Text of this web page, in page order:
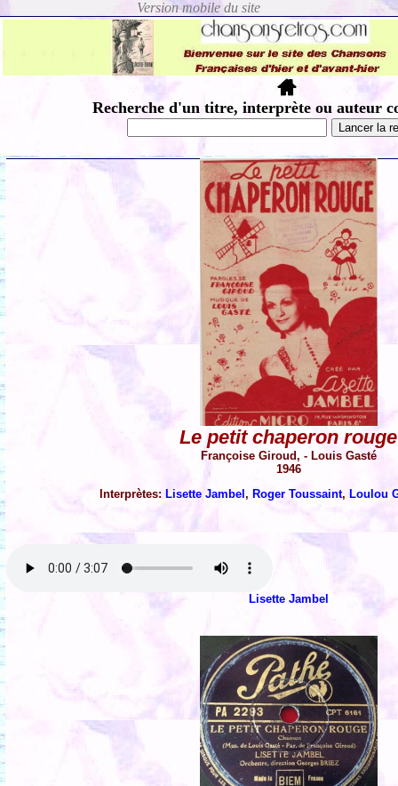
Recherche d'un titre, interprète ou auteur
Le petit chaperon rouge
Françoise Giroud, - Louis Gasté
1946
Interprètes: Lisette Jambel, Roger Toussaint, Loulou
Lisette Jambel